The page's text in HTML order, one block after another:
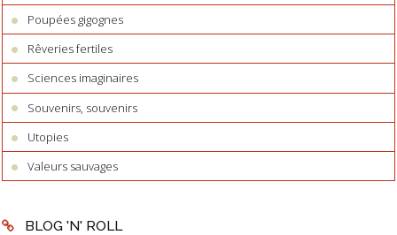
Poupées gigognes
Rêveries fertiles
Sciences imaginaires
Souvenirs, souvenirs
Utopies
Valeurs sauvages
BLOG 'N' ROLL